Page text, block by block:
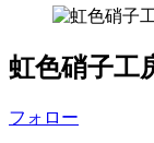
虹色硝子工
フォロー